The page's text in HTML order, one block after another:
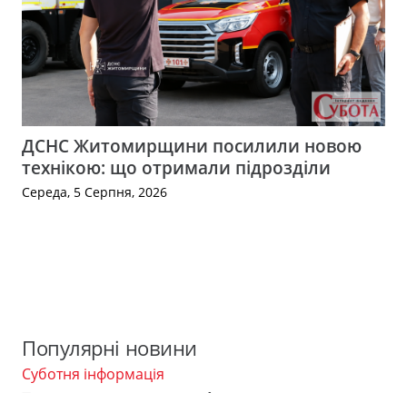
ДСНС Житомирщини посилили новою
технікою: що отримали підрозділи
Середа, 5 Серпня, 2026
Популярні новини
Суботня інформація